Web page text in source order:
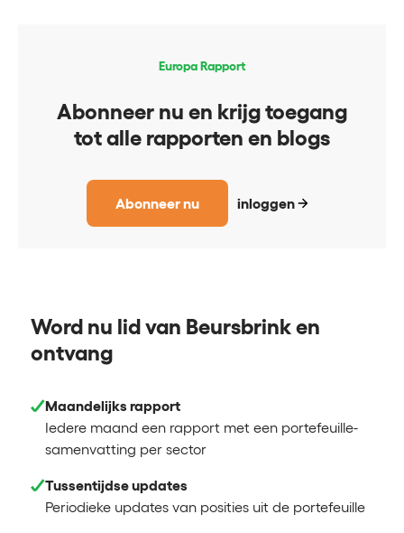
Europa Rapport
Abonneer nu en krijg toegang
tot alle rapporten en blogs
Abonneer nu inloggen
Word nu lid van Beursbrink en
ontvang
Maandelijks rapport
Iedere maand een rapport met een portefeuille-
samenvatting per sector
Tussentijdse updates
Periodieke updates van posities uit de portefeuille